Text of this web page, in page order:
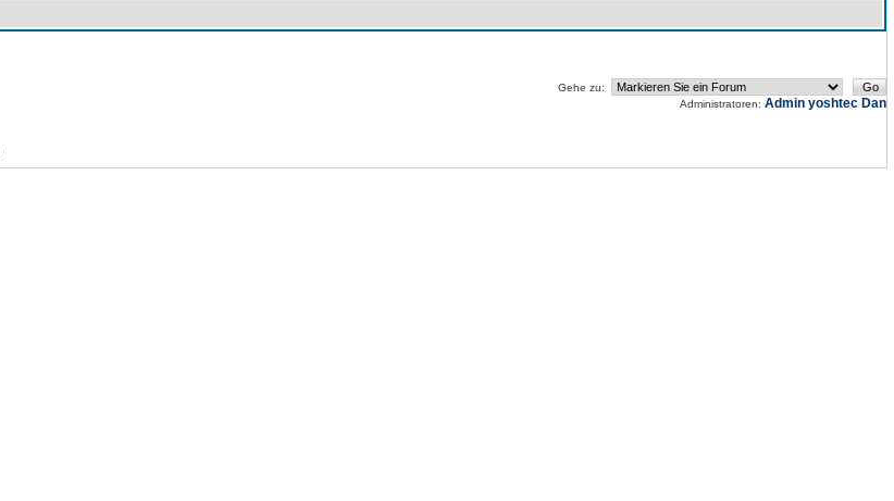
Gehe zu:
Administratoren: Admin yoshtec Dan